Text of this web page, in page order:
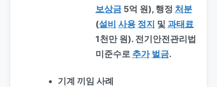
보상금5억 원), 행정 처분
(설비 사용 정지 및 과태료
1천만 원). 전기안전관리법
미준수로 추가 벌금.
기계 끼임 사례